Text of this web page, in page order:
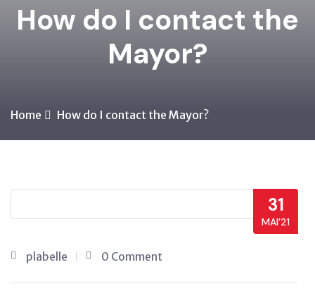
How do I contact the
Mayor?
Home How do I contact the Mayor?
31
MAI’21
plabelle 0 Comment